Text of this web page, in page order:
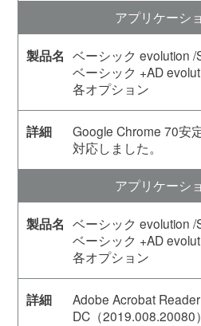
アプリケーシ
ベーシック evolution /
ベーシック +AD
各オプション
Google Chrome 70安
対応しました。
アプリケーシ
ベーシック evolution /
ベーシック +AD
各オプション
Adobe Acrobat Reader
DC（2019.008.20080